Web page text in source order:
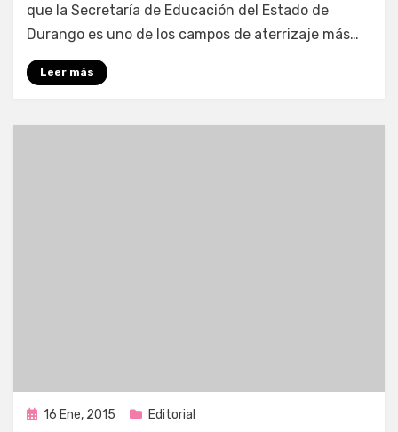
que la Secretaría de Educación del Estado de
Durango es uno de los campos de aterrizaje más…
Leer más
Publicada
16 Ene, 2015 Editorial